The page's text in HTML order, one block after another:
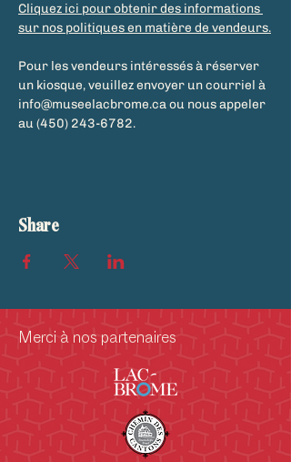
Cliquez ici pour obtenir des informations
sur nos politiques en matière de vendeurs.
Pour les vendeurs intéressés à réserver
un kiosque, veuillez envoyer un courriel à
info@museelacbrome.ca ou nous appeler
au (450) 243-6782.
Share
Merci à nos partenaires